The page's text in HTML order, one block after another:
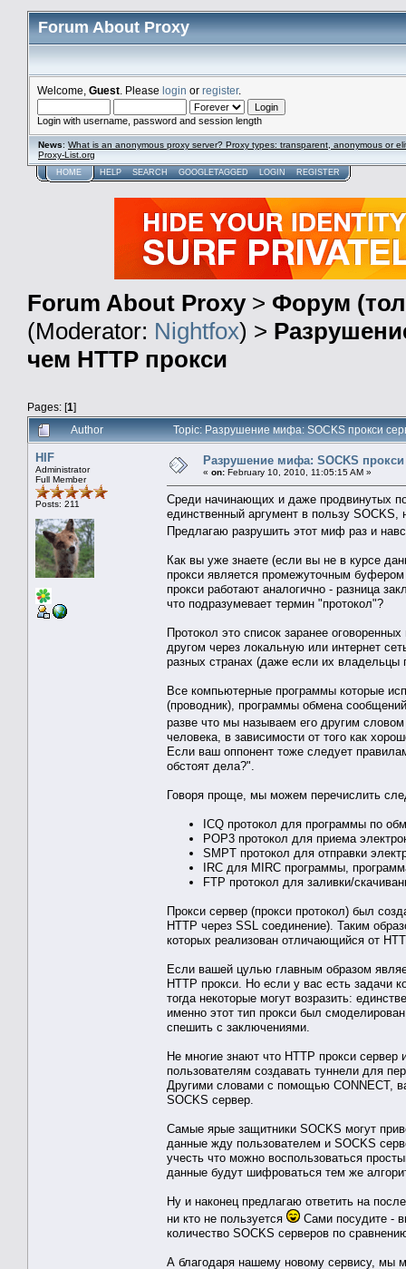
Forum About Proxy
Welcome, Guest . Please login or register.
Login with username, password and session length
News: What is an anonymous proxy server? Proxy types: transparent, anonymous or
Proxy-List.org
HOME HELP SEARCH GOOGLETAGGED LOGIN REGISTER
Forum About Proxy> Форум
(Moderator: Nightfox) >
чем HTTP прокси
Pages: [1]
Author
Topic: Разрушение мифа: SOCKS прокси
HIF
Administrator
Full Member
Posts: 211
Разрушение мифа: SOCKS
« on: February 10, 2010, 11:05:15 AM »
Среди начинающих и даже продвинутых
единственный аргумент в пользу
Предлагаю разрушить этот миф раз и
Как вы уже знаете (если вы не в курсе
прокси является промежуточным
прокси работают аналогично - разница
что подразумевает термин "протокол"?
Протокол это список заранее
другом через локальную или интернет
разных странах (даже если их владельцы
Все компьютерные программы которые
(проводник), программы обмена
разве что мы называем его другим
человека, в зависимости от того как
Если ваш оппонент тоже следует
обстоят дела?".
Говоря проще, мы можем перечислить
ICQ протокол для программы по
POP3 протокол для приема
SMPT протокол для отправки
IRC для MIRC программы,
FTP протокол для заливки/
Прокси сервер (прокси протокол) был
HTTP через SSL соединение). Таким
которых реализован отличающийся от
Если вашей цулью главным образом
HTTP прокси. Но если у вас есть задачи
тогда некоторые могут возразить:
именно этот тип прокси был
спешить с заключениями.
Не многие знают что HTTP прокси
пользователям создавать туннели для
Другими словами с помощью CONNECT,
SOCKS сервер.
Самые ярые защитники SOCKS могут
данные жду пользователем и SOCKS
учесть что можно воспользоваться
данные будут шифроваться тем же
Ну и наконец предлагаю ответить на
ни кто не пользуется
Сами посудите -
количество SOCKS серверов по
А благодаря нашему новому сервису, мы